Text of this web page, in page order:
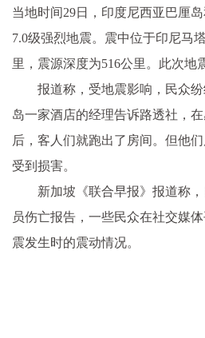
当地时间29日，印度尼西亚巴厘
7.0级强烈地震。震中位于印尼马
里，震源深度为516公里。此次地
报道称，受地震影响，民众
岛一家酒店的经理告诉路透社，
后，客人们就跑出了房间。但他
受到损害。
新加坡《联合早报》报道称
员伤亡报告，一些民众在社交媒
震发生时的震动情况。